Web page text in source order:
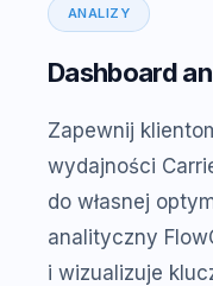
ANALIZY
Dashboard
Zapewnij
wydajności
do własnej
analityczny
i wizualizuje